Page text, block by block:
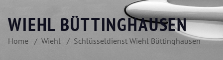
WIEHL BÜTTINGHAUSEN
Home Wiehl Schlüsseldienst Wiehl Büttinghausen